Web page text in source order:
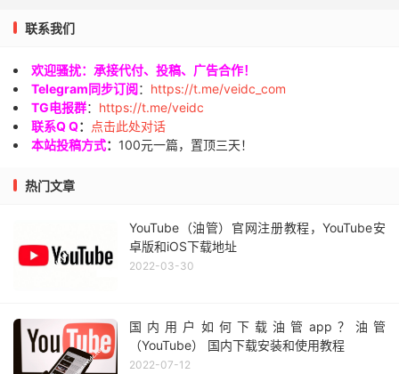
联系我们
欢迎骚扰：承接代付、投稿、广告合作！
Telegram同步订阅： https://t.me/veidc_com
TG电报群： https://t.me/veidc
联系Q Q：
点击此处对话
本站投稿方式： 100元一篇，置顶三天！
热门文章
YouTube（油管）官网注册教程，YouTube安
卓版和iOS下载地址
2022-03-30
国内用户如何下载油管app？油管
（YouTube） 国内下载安装和使用教程
2022-07-12